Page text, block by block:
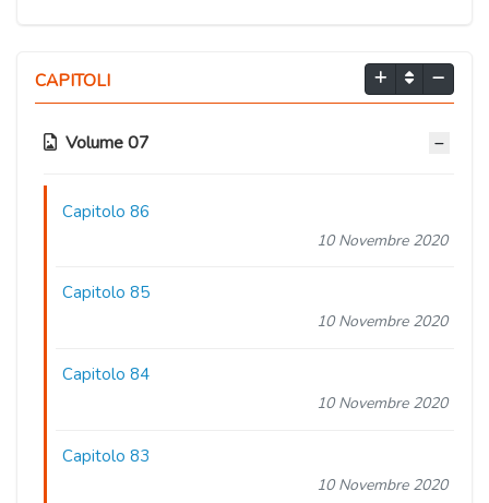
CAPITOLI
Volume 07
Capitolo 86
10 Novembre 2020
Capitolo 85
10 Novembre 2020
Capitolo 84
10 Novembre 2020
Capitolo 83
10 Novembre 2020